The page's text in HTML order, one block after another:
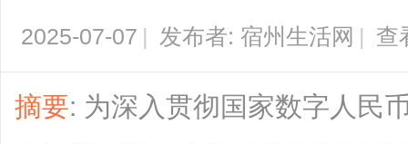
2025-07-07 | 发布者: 宿州生活网 | 查
摘要: 为深入贯彻国家数字人民